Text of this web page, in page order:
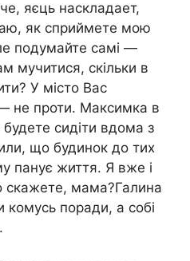
яєць наскладает,
як сприймете мою
подумайте самі —
мучитися, скільки в
У місто Вас
не проти. Максимка в
сидіти вдома з
що будинок до тих
панує життя. Я вже і
мама?Галина
поради, а собі